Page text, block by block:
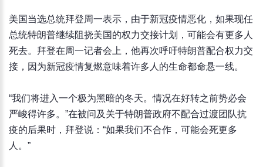
美国当选总统拜登周一表示，由于新冠疫情恶化，如果现任
总统特朗普继续阻挠美国的权力交接计划，可能会有更多人
死去。拜登在周一记者会上，他再次呼吁特朗普配合权力交
接，因为新冠疫情复燃意味着许多人的生命都命悬一线。
“我们将进入一个极为黑暗的冬天。情况在好转之前势必会
严峻得许多。”在被问及关于特朗普政府不配合过渡团队抗
疫的后果时，拜登说：“如果我们不合作，可能会死更多
人。”